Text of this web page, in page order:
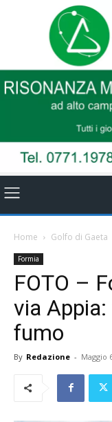
Home Golfo di Gaeta
Formia
FOTO –
via
fumo
By Redazione - Maggio